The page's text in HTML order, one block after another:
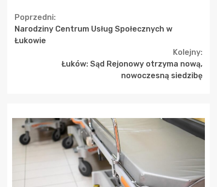
Continue
Reading
Poprzedni:
Narodziny Centrum Usług Społecznych w
Łukowie
Kolejny:
Łuków: Sąd Rejonowy otrzyma nową,
nowoczesną siedzibę